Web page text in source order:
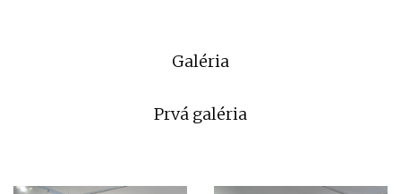
Galéria
Prvá galéria